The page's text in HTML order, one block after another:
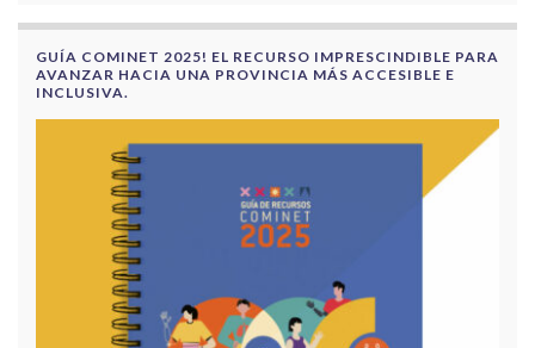
GUÍA COMINET 2025! EL RECURSO IMPRESCINDIBLE PARA
AVANZAR HACIA UNA PROVINCIA MÁS ACCESIBLE E
INCLUSIVA.